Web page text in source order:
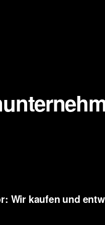
Wir kaufen und